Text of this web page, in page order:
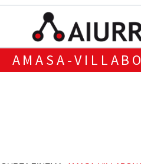
AMASA-